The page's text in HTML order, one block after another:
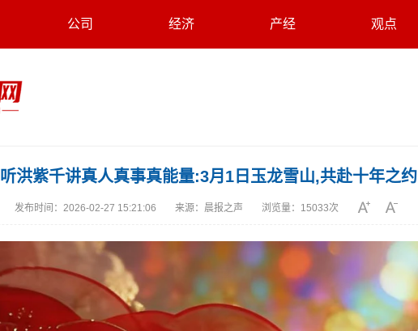
公司 经济 产经 观点
听洪紫千讲真人真事真能量:3月1日玉龙雪山,共赴十年之约
发布时间： 2026-02-27 15:21:06 来源： 晨报之声 浏览量： 15033次